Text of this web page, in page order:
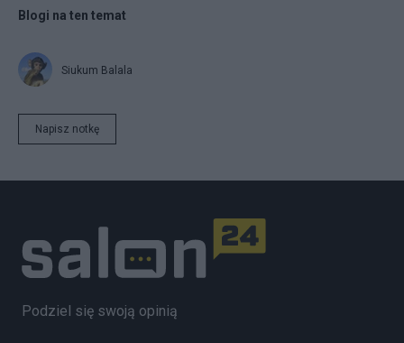
Blogi na ten temat
Siukum Balala
Napisz notkę
Podziel się swoją opinią